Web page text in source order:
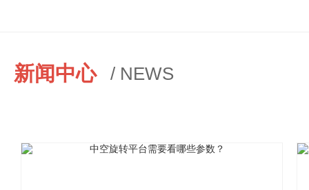
新闻中心 / NEWS